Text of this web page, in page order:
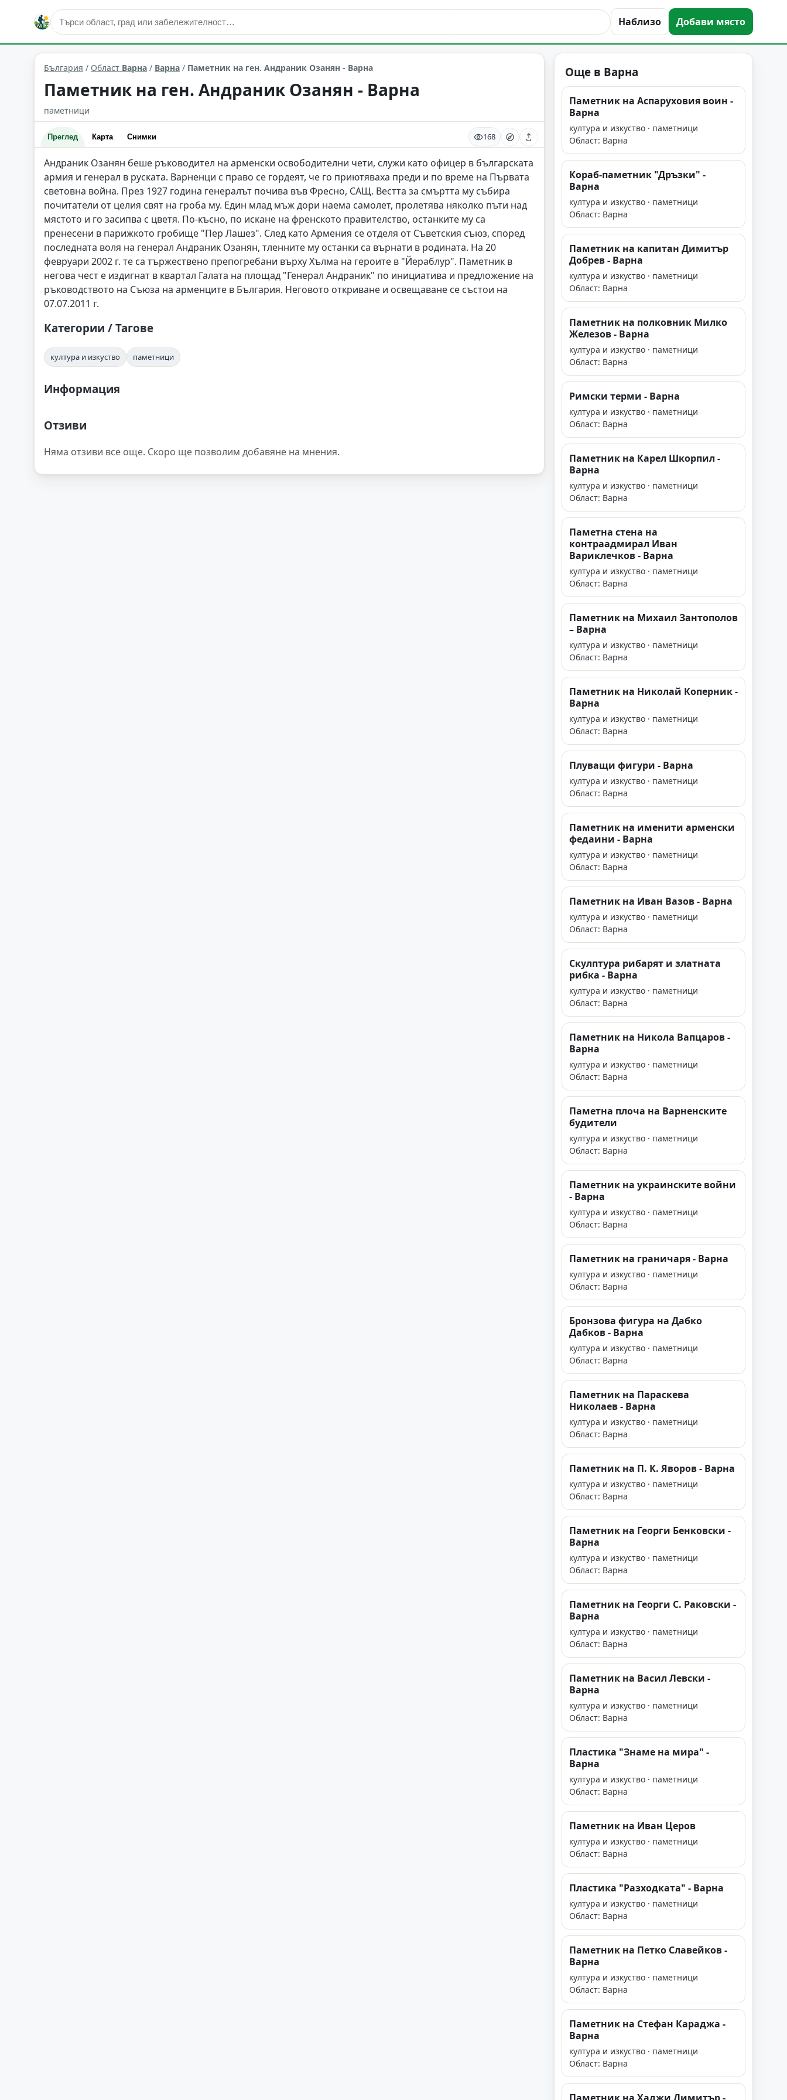
Наблизо Добави място
култура и изкуство Варна Област: Варна
България / Област Варна / Варна / Паметник на ген. Андраник Озанян - Варна
Паметник на ген. Андраник Озанян - Варна
паметници
Преглед Карта Снимки 168
Андраник Озанян беше ръководител на арменски освободителни чети, служи като офицер в българската
армия и генерал в руската. Варненци с право се гордеят, че го приютяваха преди и по време на Първата
световна война. През 1927 година генералът почива във Фресно, САЩ. Вестта за смъртта му събира
почитатели от целия свят на гроба му. Един млад мъж дори наема самолет, пролетява няколко пъти над
мястото и го засипва с цветя. По-късно, по искане на френското правителство, останките му са
пренесени в парижкото гробище "Пер Лашез". След като Армения се отделя от Съветския съюз, според
последната воля на генерал Андраник Озанян, тленните му останки са върнати в родината. На 20
февруари 2002 г. те са тържествено препогребани върху Хълма на героите в "Йераблур". Паметник в
негова чест е издигнат в квартал Галата на площад "Генерал Андраник" по инициатива и предложение на
ръководството на Съюза на арменците в България. Неговото откриване и освещаване се състои на
07.07.2011 г.
Категории / Тагове
култура и изкуство паметници
Информация
Отзиви
Няма отзиви все още. Скоро ще позволим добавяне на мнения.
Още в Варна
Паметник на Аспаруховия воин -
Варна
култура и изкуство · паметници
Област: Варна
Кораб-паметник "Дръзки" -
Варна
култура и изкуство · паметници
Област: Варна
Паметник на капитан Димитър
Добрев - Варна
култура и изкуство · паметници
Област: Варна
Паметник на полковник Милко
Железов - Варна
култура и изкуство · паметници
Област: Варна
Римски терми - Варна
култура и изкуство · паметници
Област: Варна
Паметник на Карел Шкорпил -
Варна
култура и изкуство · паметници
Област: Варна
Паметна стена на
контраадмирал Иван
Вариклечков - Варна
култура и изкуство · паметници
Област: Варна
Паметник на Михаил Зантополов
– Варна
култура и изкуство · паметници
Област: Варна
Паметник на Николай Коперник -
Варна
култура и изкуство · паметници
Област: Варна
Плуващи фигури - Варна
култура и изкуство · паметници
Област: Варна
Паметник на именити арменски
федаини - Варна
култура и изкуство · паметници
Област: Варна
Паметник на Иван Вазов - Варна
култура и изкуство · паметници
Област: Варна
Скулптура рибарят и златната
рибка - Варна
култура и изкуство · паметници
Област: Варна
Паметник на Никола Вапцаров -
Варна
култура и изкуство · паметници
Област: Варна
Паметна плоча на Варненските
будители
култура и изкуство · паметници
Област: Варна
Паметник на украинските войни
- Варна
култура и изкуство · паметници
Област: Варна
Паметник на граничаря - Варна
култура и изкуство · паметници
Област: Варна
Бронзова фигура на Дабко
Дабков - Варна
култура и изкуство · паметници
Област: Варна
Паметник на Параскева
Николаев - Варна
култура и изкуство · паметници
Област: Варна
Паметник на П. К. Яворов - Варна
култура и изкуство · паметници
Област: Варна
Паметник на Георги Бенковски -
Варна
култура и изкуство · паметници
Област: Варна
Паметник на Георги С. Раковски -
Варна
култура и изкуство · паметници
Област: Варна
Паметник на Васил Левски -
Варна
култура и изкуство · паметници
Област: Варна
Пластика "Знаме на мира" -
Варна
култура и изкуство · паметници
Област: Варна
Паметник на Иван Церов
култура и изкуство · паметници
Област: Варна
Пластика "Разходката" - Варна
култура и изкуство · паметници
Област: Варна
Паметник на Петко Славейков -
Варна
култура и изкуство · паметници
Област: Варна
Паметник на Стефан Караджа -
Варна
култура и изкуство · паметници
Област: Варна